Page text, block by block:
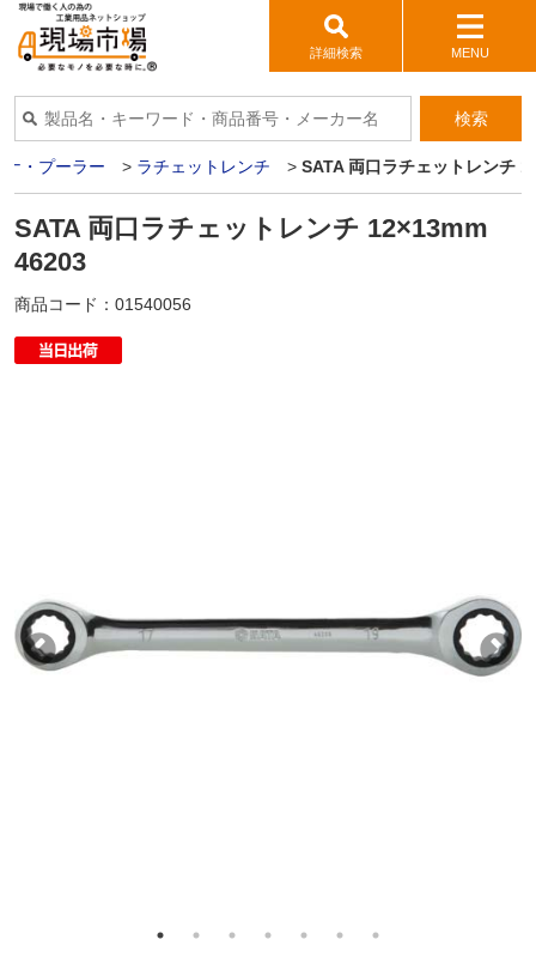
詳細検索 MENU
検索
・プーラー > ラチェットレンチ > SATA 両口ラチェットレンチ
SATA 両口ラチェットレンチ 12×13mm
46203
商品コード： 01540056